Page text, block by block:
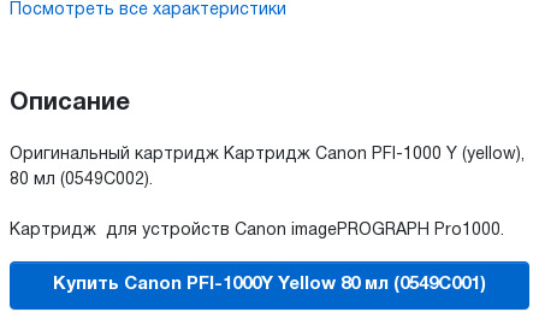
Посмотреть все характеристики
Описание
Оригинальный картридж Картридж Canon PFI-1000 Y (yellow),
80 мл (0549C002).
Картридж для устройств Canon imagePROGRAPH Pro1000.
Купить Canon PFI-1000Y Yellow 80 мл (0549C001)